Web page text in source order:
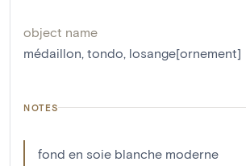
object name
médaillon, tondo, losange[ornement]
NOTES
fond en soie blanche moderne